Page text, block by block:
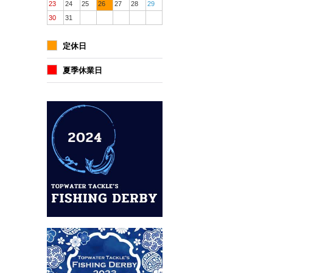
23 24 25 26 27 28
29
30
31
定休日
夏季休業日